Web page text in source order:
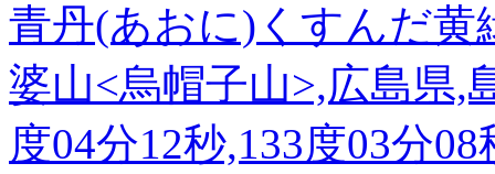
青丹(あおに)くすんだ黄
婆山<烏帽子山>,広島県,
度04分12秒,133度03分